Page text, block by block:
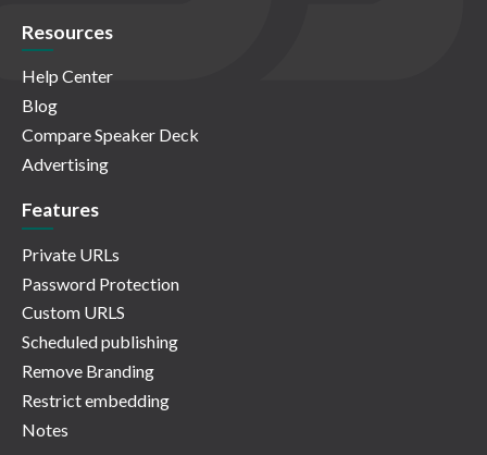
Resources
Help Center
Blog
Compare Speaker Deck
Advertising
Features
Private URLs
Password Protection
Custom URLS
Scheduled publishing
Remove Branding
Restrict embedding
Notes